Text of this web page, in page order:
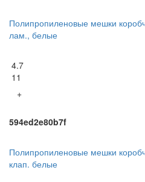
Полипропиленовые мешки
лам., белые
4.7
11
+
594ed2e80b7f
Полипропиленовые мешки
клап. белые